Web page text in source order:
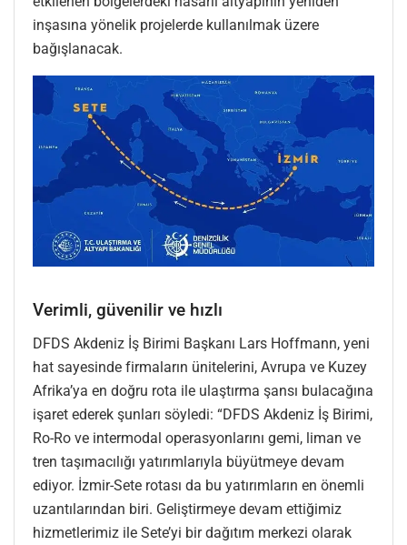
inşasına yönelik projelerde kullanılmak üzere
bağışlanacak.
Verimli, güvenilir ve hızlı
DFDS Akdeniz İş Birimi Başkanı Lars Hoffmann, yeni
hat sayesinde firmaların ünitelerini, Avrupa ve Kuzey
Afrika’ya en doğru rota ile ulaştırma şansı bulacağına
işaret ederek şunları söyledi: “DFDS Akdeniz İş Birimi,
Ro-Ro ve intermodal operasyonlarını gemi, liman ve
tren taşımacılığı yatırımlarıyla büyütmeye devam
ediyor. İzmir-Sete rotası da bu yatırımların en önemli
uzantılarından biri. Geliştirmeye devam ettiğimiz
hizmetlerimiz ile Sete’yi bir dağıtım merkezi olarak